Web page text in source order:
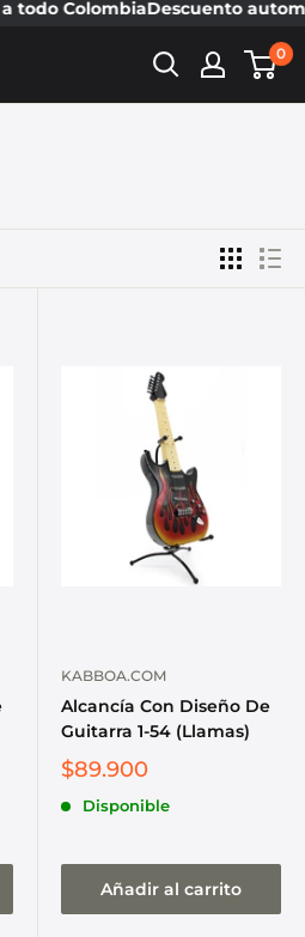
ColombiaDescuento
0
KABBOA.COM
Alcancía Con Diseño De
Guitarra 1-54 (Llamas)
$89.900
Disponible
Añadir al carrito